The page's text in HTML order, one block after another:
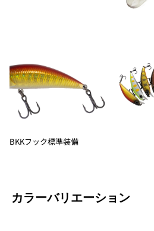
BKKフック標準装備
カラーバリエーション